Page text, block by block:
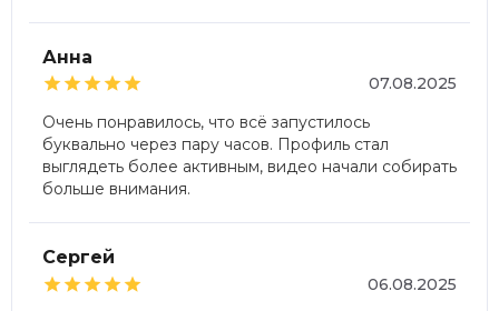
Анна

07.08.2025
Очень понравилось, что всё запустилось
буквально через пару часов. Профиль стал
выглядеть более активным, видео начали собирать
больше внимания.
Сергей

06.08.2025